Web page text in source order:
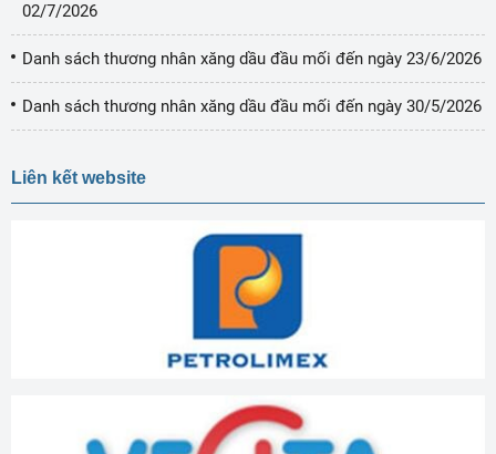
02/7/2026
Danh sách thương nhân xăng dầu đầu mối đến ngày 23/6/2026
Danh sách thương nhân xăng dầu đầu mối đến ngày 30/5/2026
Liên kết website